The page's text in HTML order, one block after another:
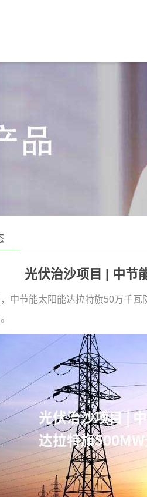
光伏治沙项目 | 中节
中节能太阳能达拉特旗50万千